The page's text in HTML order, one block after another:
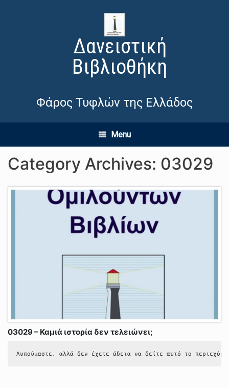
Δανειστική
Βιβλιοθήκη
Φάρος Τυφλών της Ελλάδος
Menu
Category Archives: 03029
03029 – Καμιά ιστορία δεν τελειώνει;
Λυπούμαστε, αλλά δεν έχετε άδεια να δείτε αυτό το